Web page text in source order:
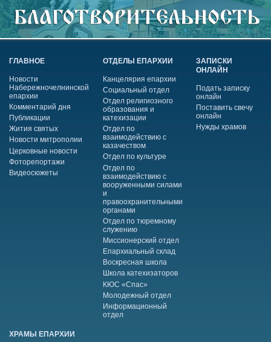
ГЛАВНОЕ
Новости
Набережночелнинской
епархии
Комментарий дня
Публикации
Жития святых
Новости митрополии
Церковные новости
Фоторепортажи
Видеосюжеты
ОТДЕЛЫ ЕПАРХИИ
Канцелярия епархии
Социальный отдел
Отдел религиозного
образования и
катехизации
Отдел по
взаимодействию с
казачеством
Отдел по культуре
Отдел по
взаимодействию с
вооруженными силами
и
правоохранительными
органами
Отдел по тюремному
служению
Миссионерский отдел
Епархиальный склад
Воскресная школа
Школа катехизаторов
КЮС «Спас»
Молодежный отдел
Информационный
отдел
ЗАПИСКИ
ОНЛАЙН
Подать записку
онлайн
Поставить свечу
онлайн
Нужды храмов
ХРАМЫ ЕПАРХИИ